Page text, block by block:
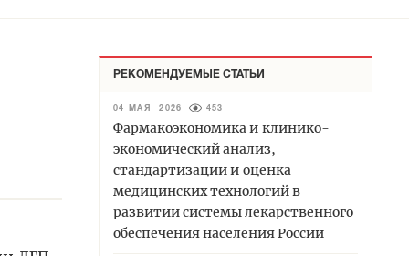
РЕКОМЕНДУЕМЫЕ СТАТЬИ
04 МАЯ 2026 453
Фармакоэкономика и клинико-
экономический анализ,
стандартизации и оценка
медицинских технологий в
развитии системы лекарственного
обеспечения населения России